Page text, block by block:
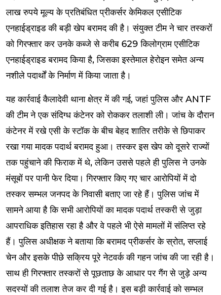
लाख रुपये मूल्य के प्रतिबंधित प्रीकर्सर केमिकल एसीटिक
एनहाईड्राइड की बड़ी खेप बरामद की है। संयुक्त टीम ने चार तस्करों
को गिरफ्तार कर उनके कब्जे से करीब 629 किलोग्राम एसीटिक
एनहाईड्राइड बरामद किया है, जिसका इस्तेमाल हेरोइन समेत अन्य
नशीले पदार्थों के निर्माण में किया जाता है।
यह कार्रवाई कैलादेवी थाना क्षेत्र में की गई, जहां पुलिस और ANTF
की टीम ने एक संदिग्ध कंटेनर को रोककर तलाशी ली। जांच के दौरान
कंटेनर में रखे एसी के स्टॉक के बीच बेहद शातिर तरीके से छिपाकर
रखा गया मादक पदार्थ बरामद हुआ। तस्कर इस खेप को दूसरे राज्यों
तक पहुंचाने की फिराक में थे, लेकिन उससे पहले ही पुलिस ने उनके
मंसूबों पर पानी फेर दिया। गिरफ्तार किए गए चार आरोपियों में दो
तस्कर सम्भल जनपद के निवासी बताए जा रहे हैं। पुलिस जांच में
सामने आया है कि सभी आरोपियों का मादक पदार्थ तस्करी से जुड़ा
आपराधिक इतिहास रहा है और वे पहले भी ऐसे मामलों में संलिप्त रहे
हैं। पुलिस अधीक्षक ने बताया कि बरामद प्रीकर्सर के स्रोत, सप्लाई
चेन और इसके पीछे सक्रिय पूरे नेटवर्क की गहन जांच की जा रही है।
साथ ही गिरफ्तार तस्करों से पूछताछ के आधार पर गैंग से जुड़े अन्य
सदस्यों की तलाश तेज कर दी गई है। इस बड़ी कार्रवाई को सम्भल